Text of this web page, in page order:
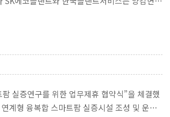
실증연구를 위한 업무제휴 협약식”을 체결했
계형 융복합 스마트팜 실증시설 조성 및 운영